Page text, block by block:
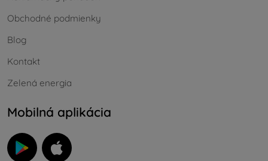
Obchodné podmienky
Blog
Kontakt
Zelená energia
Mobilná aplikácia